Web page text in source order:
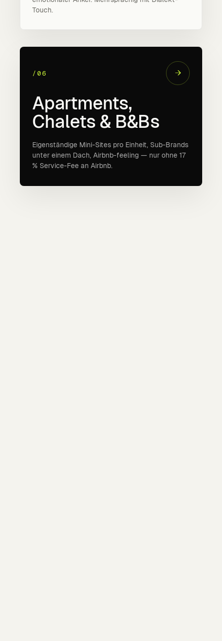
Touch.
/06
Apartments,
Chalets & B&Bs
Eigenständige Mini-Sites pro Einheit, Sub-Brands
unter einem Dach, Airbnb-feeling — nur ohne 17
% Service-Fee an Airbnb.
→